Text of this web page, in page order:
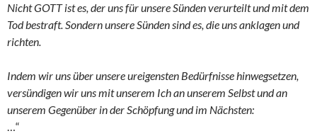
Nicht GOTT ist es, der uns für unsere Sünden verurteilt und mit dem
Tod bestraft. Sondern unsere Sünden sind es, die uns anklagen und
richten.
Indem wir uns über unsere ureigensten Bedürfnisse hinwegsetzen,
versündigen wir uns mit unserem Ich an unserem Selbst und an
unserem Gegenüber in der Schöpfung und im Nächsten:
…“